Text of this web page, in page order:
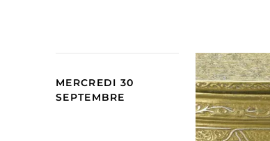
MERCREDI 30
SEPTEMBRE